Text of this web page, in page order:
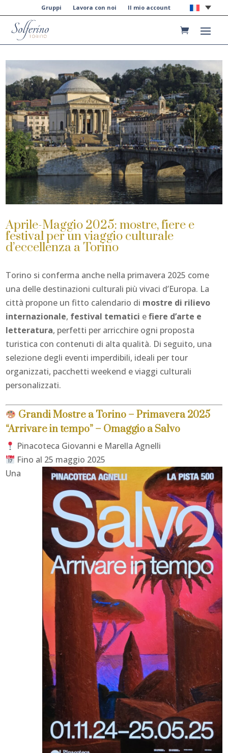
Gruppi Lavora con noi Il mio account
Aprile-Maggio 2025: mostre, fiere e
festival per un viaggio culturale
d’eccellenza a Torino
Torino si conferma anche nella primavera 2025 come
una delle destinazioni culturali più vivaci d’Europa. La
città propone un fitto calendario di mostre di rilievo
internazionale, festival tematici efiere d’arte e
letteratura, perfetti per arricchire ogni proposta
turistica con contenuti di alta qualità. Di seguito, una
selezione degli eventi imperdibili, ideali per tour
organizzati, pacchetti weekend e viaggi culturali
personalizzati.
Grandi Mostre a Torino – Primavera 2025
“Arrivare in tempo” – Omaggio a Salvo
Pinacoteca Giovanni e Marella Agnelli
Fino al 25 maggio 2025
Una